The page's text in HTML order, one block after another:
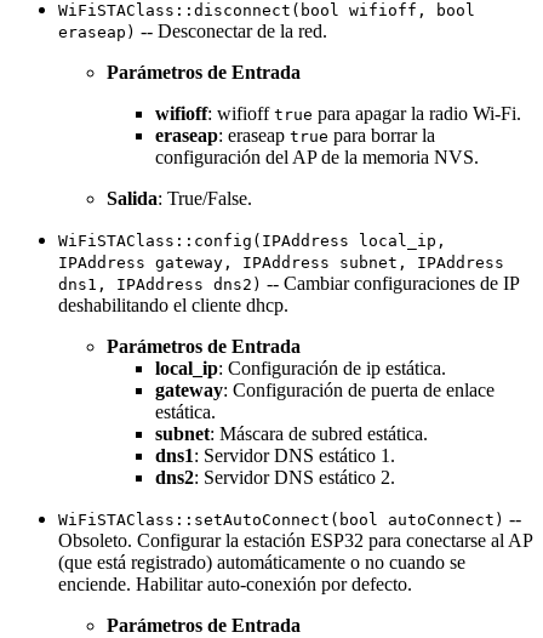
WiFiSTAClass::disconnect(bool wifioff, bool
eraseap) -- Desconectar de la red.
Parámetros de Entrada
wifioff: wifioff true para apagar la radio Wi-Fi.
eraseap: eraseap true para borrar la
configuración del AP de la memoria NVS.
Salida: True/False.
WiFiSTAClass::config(IPAddress local_ip,
IPAddress gateway, IPAddress subnet, IPAddress
dns1, IPAddress dns2) -- Cambiar configuraciones de IP
deshabilitando el cliente dhcp.
Parámetros de Entrada
local_ip: Configuración de ip estática.
gateway: Configuración de puerta de enlace
estática.
subnet: Máscara de subred estática.
dns1: Servidor DNS estático 1.
dns2: Servidor DNS estático 2.
WiFiSTAClass::setAutoConnect(bool autoConnect) --
Obsoleto. Configurar la estación ESP32 para conectarse al AP
(que está registrado) automáticamente o no cuando se
enciende. Habilitar auto-conexión por defecto.
Parámetros de Entrada